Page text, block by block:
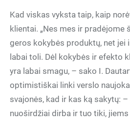
Kad viskas vyksta taip, kaip
klientai. „Nes mes ir pradėjome
geros kokybės produktų, net jei
labai toli. Dėl kokybės ir efekto
yra labai smagu, – sako I.
optimistiškai linki verslo
svajonės, kad ir kas ką sakytų:
nuoširdžiai dirba ir tuo tiki, jiems